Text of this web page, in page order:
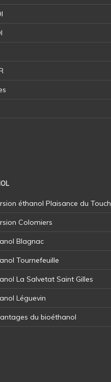
éthanol Plaisance du Touch
Colomiers
Blagnac
Tournefeuille
La Salvetat Saint Gilles
Léguevin
du bioéthanol